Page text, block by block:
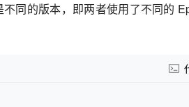
同的版本，即两者使用了不同的